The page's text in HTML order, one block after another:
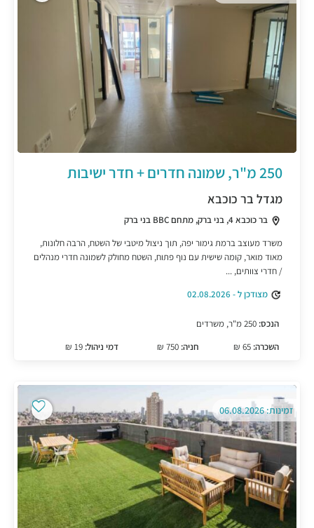
250 מ"ר, שמונה חדרים + חדר ישיבות
מגדל בר כוכבא
בר כוכבא 4, בני ברק, מתחם BBC בני ברק
משרד מעוצב ברמת גימור יפה, תוך ניצול מיטבי של השטח, הרבה חלונות,
מאוד מואר, קומה שישית עם נוף פתוח, השטח מחולק לשמונה חדרי מנהלים
/ חדרי צוותים, ...
מצודכן ל - 02.08.2026
הנכס:
השכרה:
חניה: 750 ₪ דמי ניהול:
זמינות: 06.08.2026